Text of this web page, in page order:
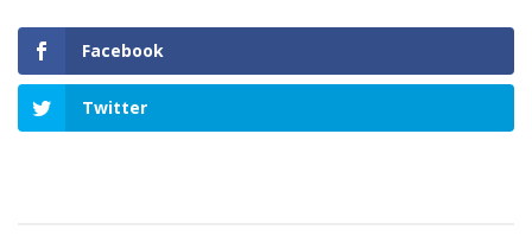
Facebook
Twitter